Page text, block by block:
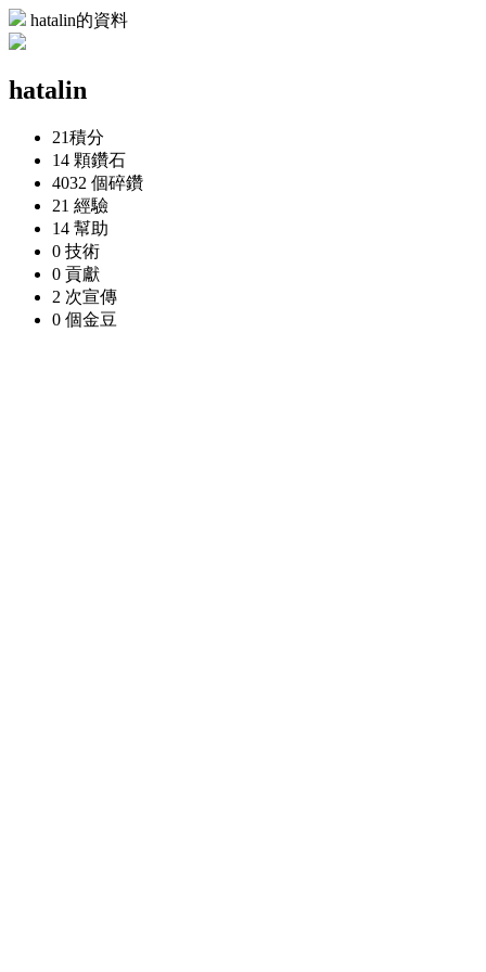
hatalin的資料
hatalin
21積分
14 顆鑽石
4032 個碎鑽
21 經驗
14 幫助
0 技術
0 貢獻
2 次宣傳
0 個金豆